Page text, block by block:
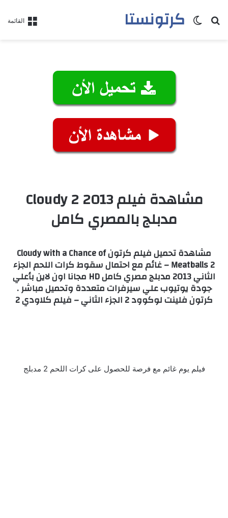
القائمة كرتونستابحث عنالوضع المظلم
مشاهدة فيلم Cloudy 2 2013
مدبلج بالمصري كامل
مشاهدة تحميل فيلم كرتون Cloudy with a Chance of
Meatballs 2 – غائم مع احتمال سقوط كرات اللحم الجزء
الثاني 2013 مدبلج مصري كامل HD مجانا اون لاين بأعلي
جودة يوتيوب علي سيرفرات متعددة وتحميل مباشر .
كرتون فلينت لوكوود 2 الجزء الثاني – فيلم كلاودي 2
فيلم يوم غائم مع فرصة للحصول على كرات اللحم 2 مدبلج